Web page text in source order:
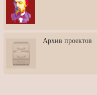
3: Обусловленности
человека и их влияние на
карьеру
скульптором Дмитрием
Тугариновым
АртБульвар в День города
Архив проектов